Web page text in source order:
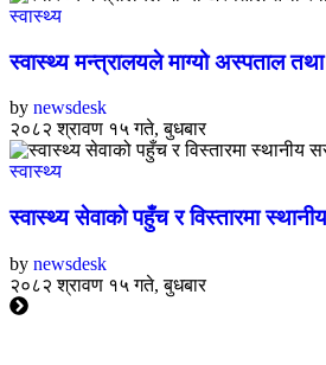
स्वास्थ्य
स्वास्थ्य मन्त्रालयले माग्यो अस्पताल
by newsdesk
२०८२ श्रावण १५ गते, बुधबार
स्वास्थ्य
स्वास्थ्य सेवाको पहुँच र विस्तारमा
by newsdesk
२०८२ श्रावण १५ गते, बुधबार